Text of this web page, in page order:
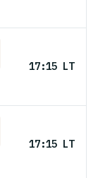
17:15 LT
17:15 LT